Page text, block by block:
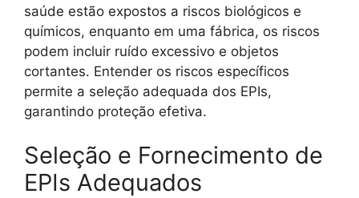
saúde estão expostos a riscos biológicos e
químicos, enquanto em uma fábrica, os riscos
podem incluir ruído excessivo e objetos
cortantes. Entender os riscos específicos
permite a seleção adequada dos EPIs,
garantindo proteção efetiva.
Seleção e Fornecimento de
EPIs Adequados